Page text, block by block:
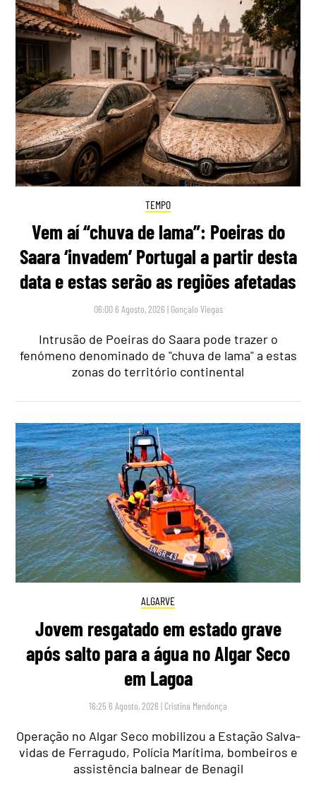
TEMPO
Vem aí “chuva de lama”: Poeiras do
Saara ‘invadem’ Portugal a partir desta
data e estas serão as regiões afetadas
06:00 6 Agosto, 2026 | Gonçalo Viegas
Intrusão de Poeiras do Saara pode trazer o
fenómeno denominado de "chuva de lama" a estas
zonas do território continental
ALGARVE
Jovem resgatado em estado grave
após salto para a água no Algar Seco
em Lagoa
16:25 6 Agosto, 2026 | Cristina Mendonça
Operação no Algar Seco mobilizou a Estação Salva-
vidas de Ferragudo, Polícia Marítima, bombeiros e
assistência balnear de Benagil